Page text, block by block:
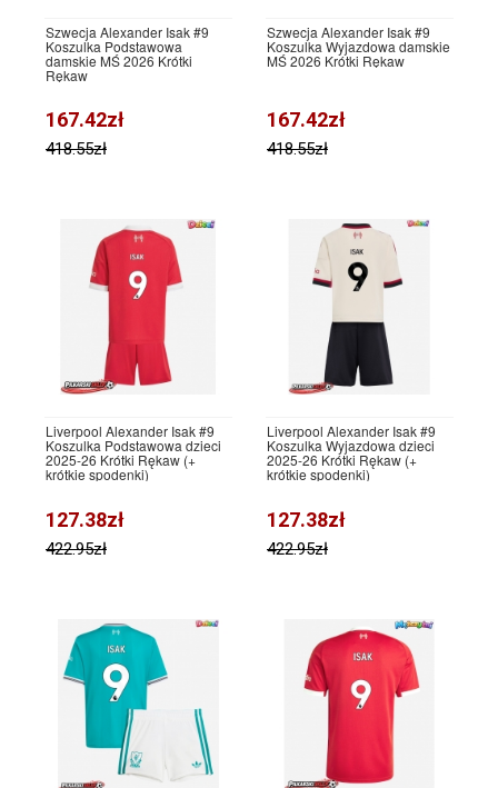
Szwecja Alexander Isak #9
Koszulka Podstawowa
damskie MŚ 2026 Krótki
Rękaw
167.42zł
418.55zł
Szwecja Alexander Isak #9
Koszulka Wyjazdowa damskie
MŚ 2026 Krótki Rękaw
167.42zł
418.55zł
Liverpool Alexander Isak #9
Koszulka Podstawowa dzieci
2025-26 Krótki Rękaw (+
krótkie spodenki)
127.38zł
422.95zł
Liverpool Alexander Isak #9
Koszulka Wyjazdowa dzieci
2025-26 Krótki Rękaw (+
krótkie spodenki)
127.38zł
422.95zł